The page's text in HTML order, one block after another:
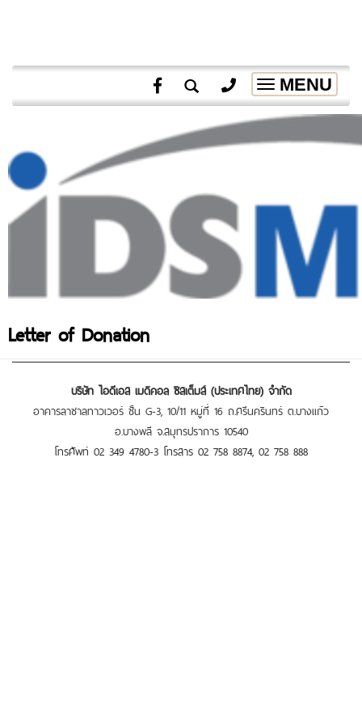
Toggle
navigation
MENU
Letter of Donation
บริษัท ไอดีเอส เมดิคอล ซิสเต็มส์ (ประเทศไทย) จำกัด
อาคารลาซาลทาวเวอร์ ชั้น G-3, 10/11 หมู่ที่ 16 ถ.ศรีนครินทร์ ต.บางแก้ว
อ.บางพลี จ.สมุทรปราการ 10540
โทรศัพท์ 02 349 4780-3 โทรสาร 02 758 8874, 02 758 888